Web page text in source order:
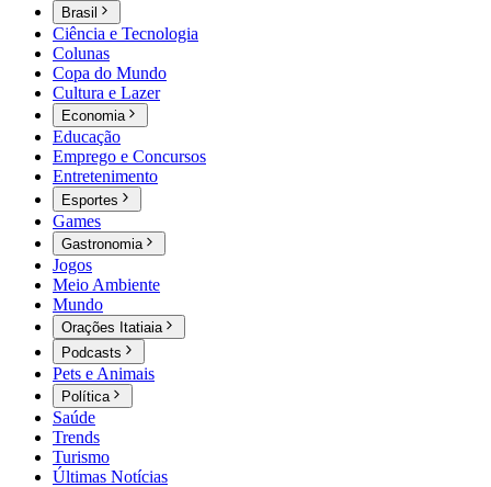
Brasil
Ciência e Tecnologia
Colunas
Copa do Mundo
Cultura e Lazer
Economia
Educação
Emprego e Concursos
Entretenimento
Esportes
Games
Gastronomia
Jogos
Meio Ambiente
Mundo
Orações Itatiaia
Podcasts
Pets e Animais
Política
Saúde
Trends
Turismo
Últimas Notícias